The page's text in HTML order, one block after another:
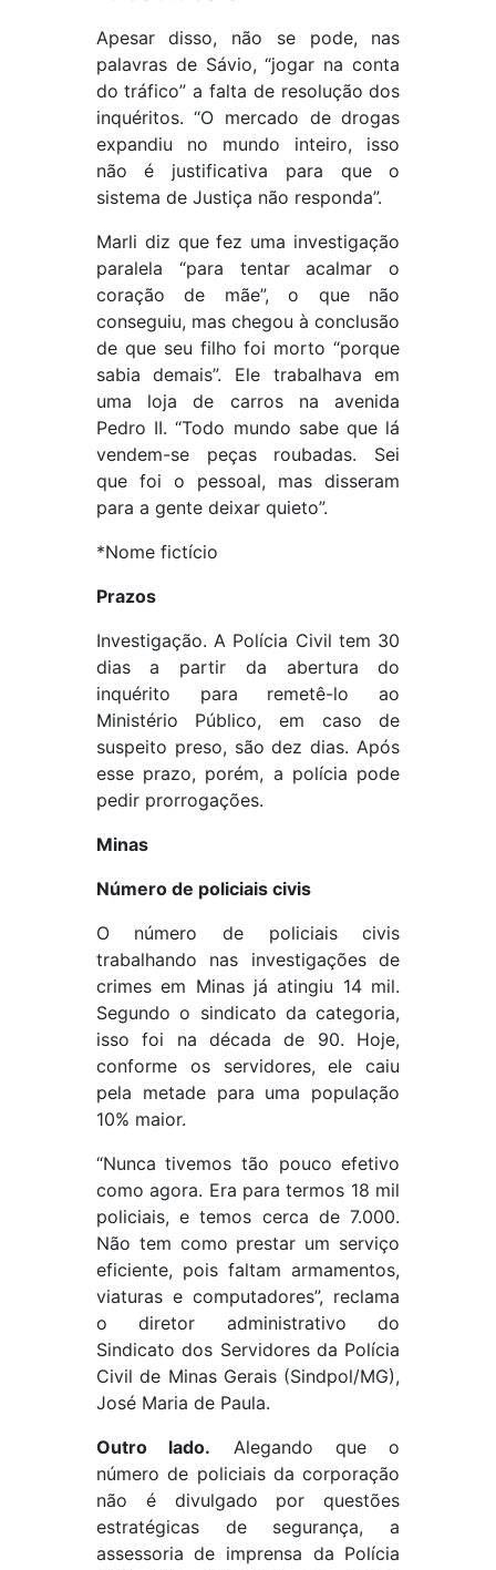
Apesar disso, não se pode, nas
palavras de Sávio, “jogar na conta
do tráfico” a falta de resolução dos
inquéritos. “O mercado de drogas
expandiu no mundo inteiro, isso
não é justificativa para que o
sistema de Justiça não responda”.
Marli diz que fez uma investigação
paralela “para tentar acalmar o
coração de mãe”, o que não
conseguiu, mas chegou à conclusão
de que seu filho foi morto “porque
sabia demais”. Ele trabalhava em
uma loja de carros na avenida
Pedro II. “Todo mundo sabe que lá
vendem-se peças roubadas. Sei
que foi o pessoal, mas disseram
para a gente deixar quieto”.
*Nome fictício
Prazos
Investigação. A Polícia Civil tem 30
dias a partir da abertura do
inquérito para remetê-lo ao
Ministério Público, em caso de
suspeito preso, são dez dias. Após
esse prazo, porém, a polícia pode
pedir prorrogações.
Minas
Número de policiais civis
O número de policiais civis
trabalhando nas investigações de
crimes em Minas já atingiu 14 mil.
Segundo o sindicato da categoria,
isso foi na década de 90. Hoje,
conforme os servidores, ele caiu
pela metade para uma população
10% maior.
“Nunca tivemos tão pouco efetivo
como agora. Era para termos 18 mil
policiais, e temos cerca de 7.000.
Não tem como prestar um serviço
eficiente, pois faltam armamentos,
viaturas e computadores”, reclama
o diretor administrativo do
Sindicato dos Servidores da Polícia
Civil de Minas Gerais (Sindpol/MG),
José Maria de Paula.
Outro lado. Alegando que o
número de policiais da corporação
não é divulgado por questões
estratégicas de segurança, a
assessoria de imprensa da Polícia